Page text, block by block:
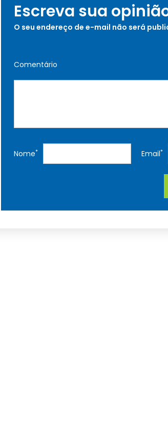
Escreva sua
O seu endereço de e-mail não será
Comentário
Nome* Email*